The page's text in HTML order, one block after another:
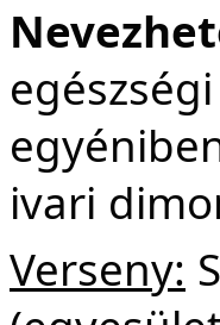
ivari
Verseny: